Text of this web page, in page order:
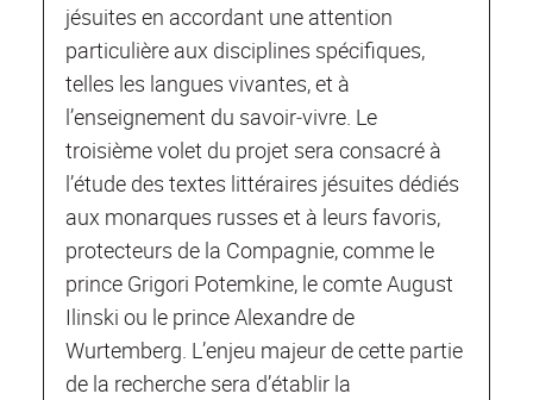
jésuites en accordant une attention
particulière aux disciplines spécifiques,
telles les langues vivantes, et à
l’enseignement du savoir‐vivre. Le
troisième volet du projet sera consacré à
l’étude des textes littéraires jésuites dédiés
aux monarques russes et à leurs favoris,
protecteurs de la Compagnie, comme le
prince Grigori Potemkine, le comte August
Ilinski ou le prince Alexandre de
Wurtemberg. L’enjeu majeur de cette partie
de la recherche sera d’établir la